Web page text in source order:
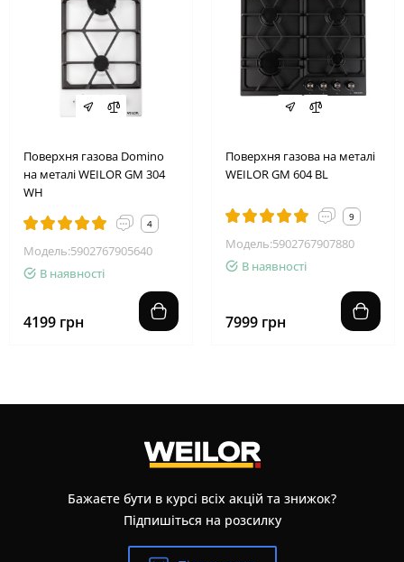
Поверхня газова Domino
на металі WEILOR GM 304
WH
4
Модель:5902767905640
В наявності
4199 грн
Поверхня газова на металі
WEILOR GM 604 BL
9
Модель:5902767907880
В наявності
7999 грн
Бажаєте бути в курсі всіх акцій та знижок?
Підпишіться на розсилку